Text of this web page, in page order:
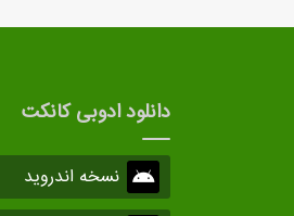
دانلود ادوبی کانکت
نسخه اندروید